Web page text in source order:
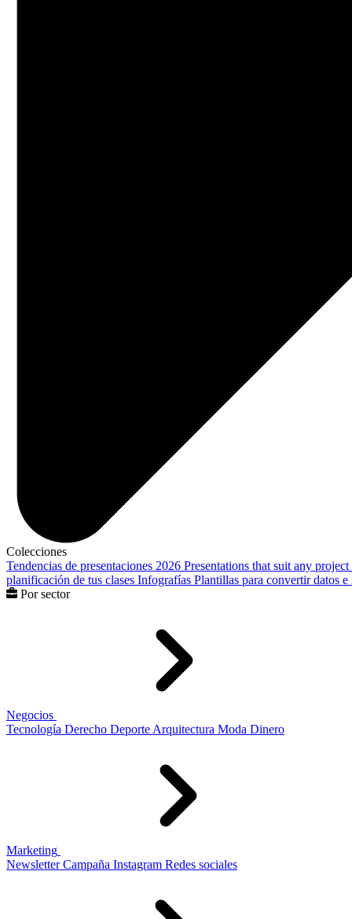
Colecciones
Tendencias de presentaciones 2026 Presentations that suit any project
planificación de tus clases Infografías Plantillas para convertir datos
Por sector
Negocios
Tecnología Derecho Deporte Arquitectura Moda Dinero
Marketing
Newsletter Campaña Instagram Redes sociales